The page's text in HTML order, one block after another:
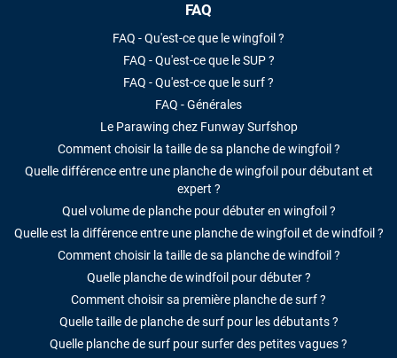
FAQ
FAQ - Qu'est-ce que le wingfoil ?
FAQ - Qu'est-ce que le SUP ?
FAQ - Qu'est-ce que le surf ?
FAQ - Générales
Le Parawing chez Funway Surfshop
Comment choisir la taille de sa planche de wingfoil ?
Quelle différence entre une planche de wingfoil pour débutant et
expert ?
Quel volume de planche pour débuter en wingfoil ?
Quelle est la différence entre une planche de wingfoil et de windfoil ?
Comment choisir la taille de sa planche de windfoil ?
Quelle planche de windfoil pour débuter ?
Comment choisir sa première planche de surf ?
Quelle taille de planche de surf pour les débutants ?
Quelle planche de surf pour surfer des petites vagues ?